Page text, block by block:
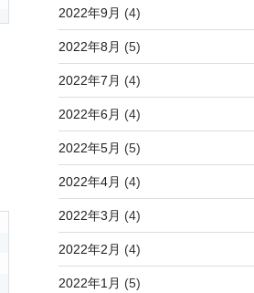
2022年9月 (4)
2022年8月 (5)
2022年7月 (4)
2022年6月 (4)
2022年5月 (5)
2022年4月 (4)
2022年3月 (4)
2022年2月 (4)
2022年1月 (5)